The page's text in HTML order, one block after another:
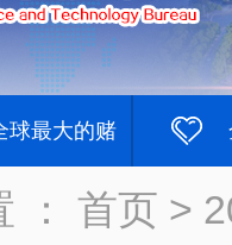
球最大的赌
大登录网
： 首页 >